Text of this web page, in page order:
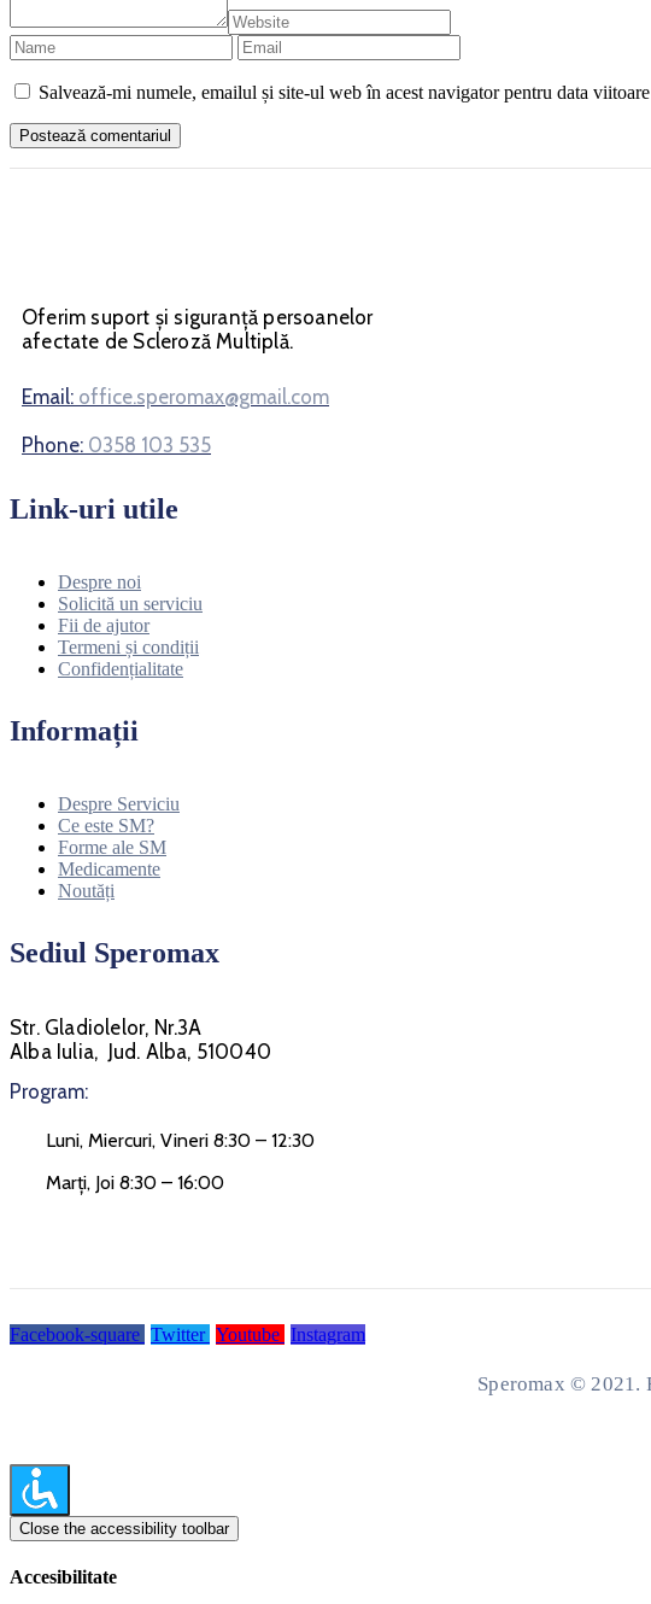
Salvează-mi numele, emailul și site-ul web în acest navigator pentru data
Oferim suport și siguranță persoanelor
afectate de Scleroză Multiplă.
Email: office.speromax@gmail.com
Phone: 0358 103 535
Link-uri utile
Despre noi
Solicită un serviciu
Fii de ajutor
Termeni și condiții
Confidențialitate
Informații
Despre Serviciu
Ce este SM?
Forme ale SM
Medicamente
Noutăți
Sediul Speromax
Str. Gladiolelor, Nr.3A
Alba Iulia, Jud. Alba, 510040
Program:
Luni, Miercuri, Vineri 8:30 – 12:30
Marți, Joi 8:30 – 16:00
Facebook-square Twitter Youtube Instagram
Speromax © 2021.
Close the accessibility toolbar
Accesibilitate